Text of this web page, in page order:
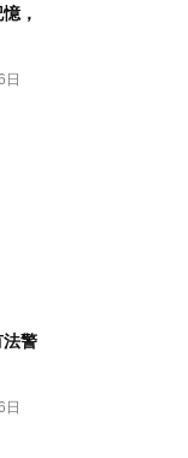
，
日
法警
日